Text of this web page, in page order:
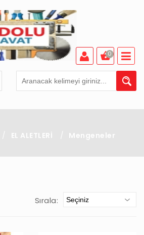
0
/ EL ALETLERİ / Mengeneler
Sırala: